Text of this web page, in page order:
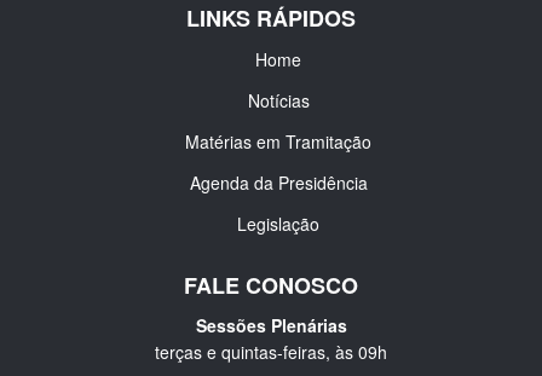
LINKS RÁPIDOS
Home
Notícias
Matérias em Tramitação
Agenda da Presidência
Legislação
FALE CONOSCO
Sessões Plenárias
terças e quintas-feiras, às 09h